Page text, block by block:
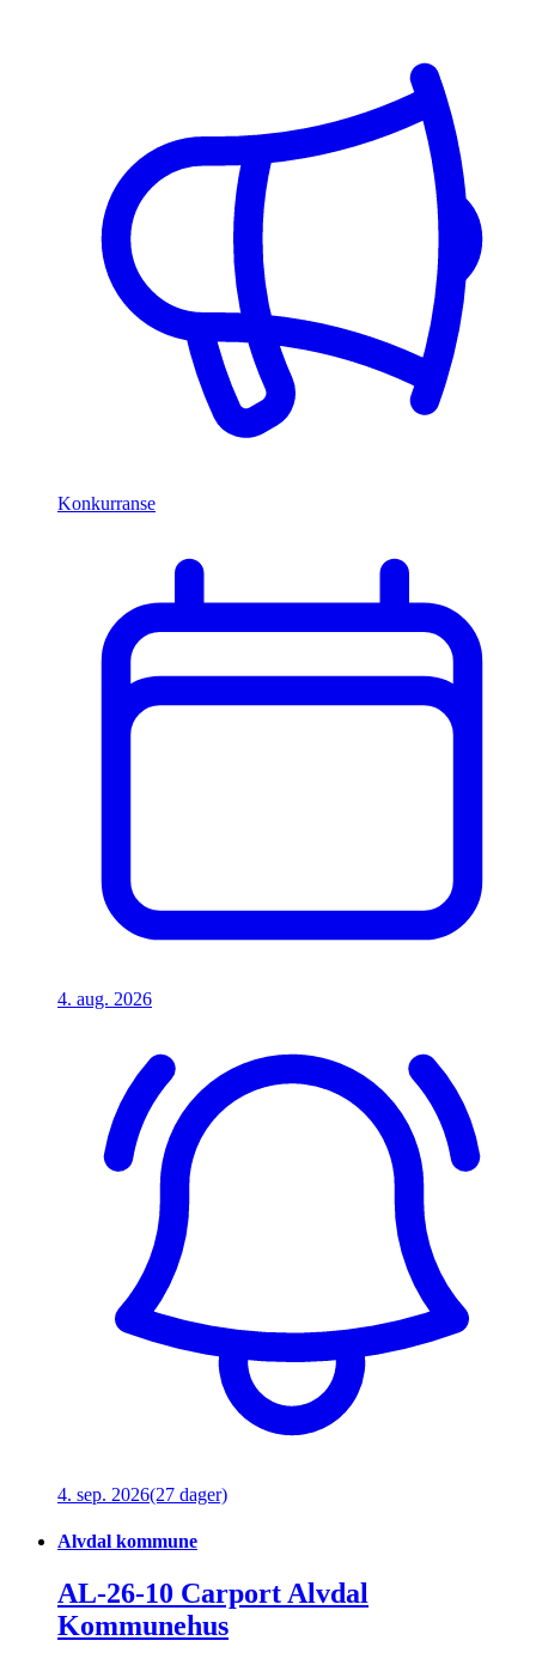
Konkurranse
4. aug. 2026
4. sep. 2026(27 dager)
Alvdal kommune
AL-26-10 Carport Alvdal
Kommunehus